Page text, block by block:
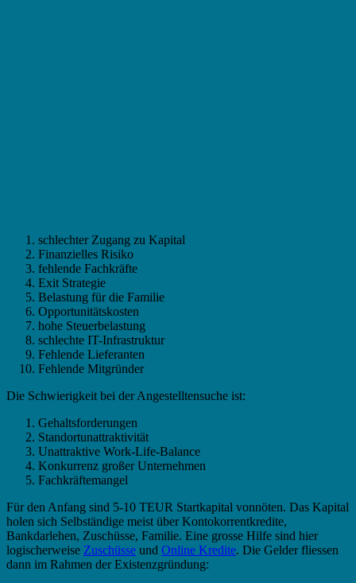
schlechter Zugang zu Kapital
Finanzielles Risiko
fehlende Fachkräfte
Exit Strategie
Belastung für die Familie
Opportunitätskosten
hohe Steuerbelastung
schlechte IT-Infrastruktur
Fehlende Lieferanten
Fehlende Mitgründer
Die Schwierigkeit bei der Angestelltensuche ist:
Gehaltsforderungen
Standortunattraktivität
Unattraktive Work-Life-Balance
Konkurrenz großer Unternehmen
Fachkräftemangel
Für den Anfang sind 5-10 TEUR Startkapital vonnöten. Das Kapital
holen sich Selbständige meist über Kontokorrentkredite,
Bankdarlehen, Zuschüsse, Familie. Eine grosse Hilfe sind hier
logischerweise Zuschüsse und Online Kredite. Die Gelder fliessen
dann im Rahmen der Existenzgründung: